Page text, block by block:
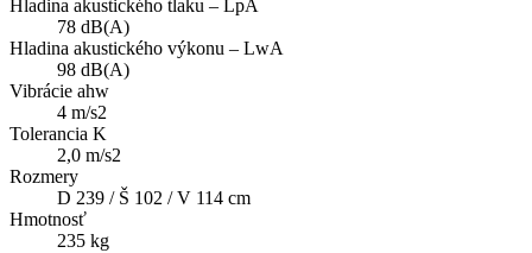
Hladina akustického tlaku – LpA
78 dB(A)
Hladina akustického výkonu – LwA
98 dB(A)
Vibrácie ahw
4 m/s2
Tolerancia K
2,0 m/s2
Rozmery
D 239 / Š 102 / V 114 cm
Hmotnosť
235 kg